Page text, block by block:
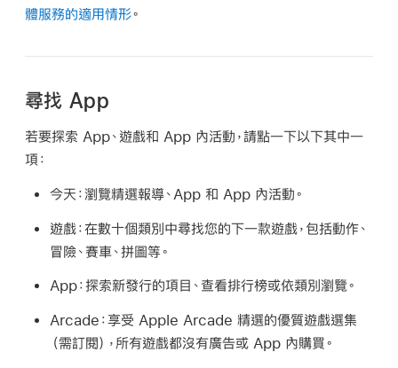
體服務的適用情形。
尋找 App
若要探索 App、遊戲和 App 內活動，請點一下以下其中一
項：
今天： 瀏覽精選報導、App 和 App 內活動。
遊戲：在數十個類別中尋找您的下一款遊戲，包括動作、
冒險、賽車、拼圖等。
App：探索新發行的項目、查看排行榜或依類別瀏覽。
Arcade：享受 Apple Arcade 精選的優質遊戲選集
（需訂閱），所有遊戲都沒有廣告或 App 內購買。